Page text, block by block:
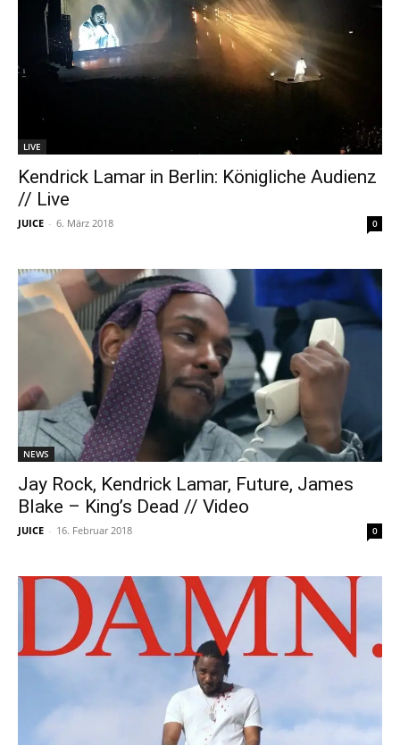
LIVE
Kendrick Lamar in Berlin: Königliche Audienz
// Live
JUICE - 6. März 2018 0
NEWS
Jay Rock, Kendrick Lamar, Future, James
Blake – King’s Dead // Video
JUICE - 16. Februar 2018 0